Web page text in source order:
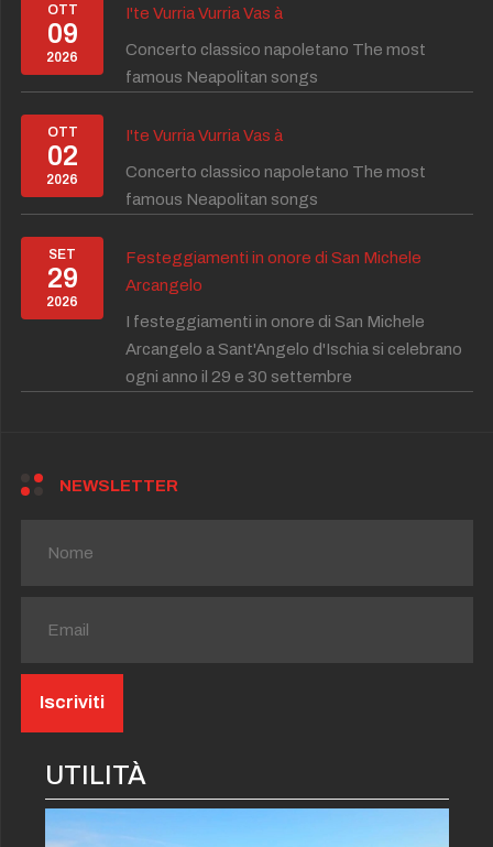
OTT
09
2026
I'te Vurria Vurria Vas à
Concerto classico napoletano The most
famous Neapolitan songs
OTT
02
2026
I'te Vurria Vurria Vas à
Concerto classico napoletano The most
famous Neapolitan songs
SET
29
2026
Festeggiamenti in onore di San Michele
Arcangelo
I festeggiamenti in onore di San Michele
Arcangelo a Sant'Angelo d'Ischia si celebrano
ogni anno il 29 e 30 settembre
NEWSLETTER
UTILITÀ